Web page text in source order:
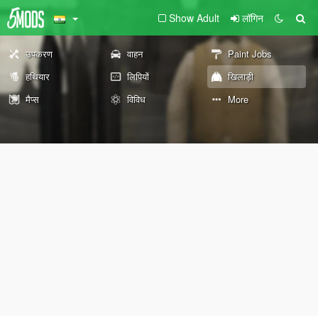
Show Adult लॉगिन
उपकरण वाहन
Paint Jobs
हथियार
लिपियों
खिलाड़ी
मैप्स
विविध More